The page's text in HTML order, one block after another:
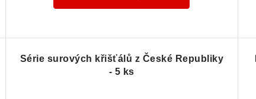
Série surových křišťálů z České Republiky
- 5 ks